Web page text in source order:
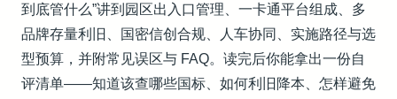
到底管什么”讲到园区出入口管理、一卡通平台组成、多
品牌存量利旧、国密信创合规、人车协同、实施路径与选
型预算，并附常见误区与 FAQ。读完后你能拿出一份自
评清单——知道该查哪些国标、如何利旧降本、怎样避免